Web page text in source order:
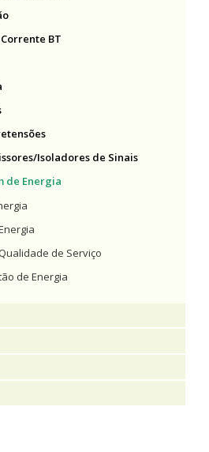
BT
Isoladores de Sinais
de Energia
de Serviço
de Energia